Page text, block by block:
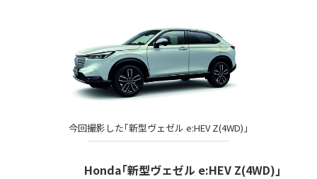
今回撮影した｢新型ヴェゼル e:HEV Z(4WD)｣
Honda｢新型ヴェゼル e:HEV Z(4WD)｣